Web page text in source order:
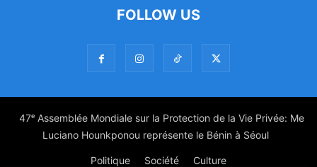
FOLLOW US
47ᵉ Assemblée Mondiale sur la Protection de la Vie Privée: Me
Luciano Hounkponou représente le Bénin à Séoul
Politique Société Culture